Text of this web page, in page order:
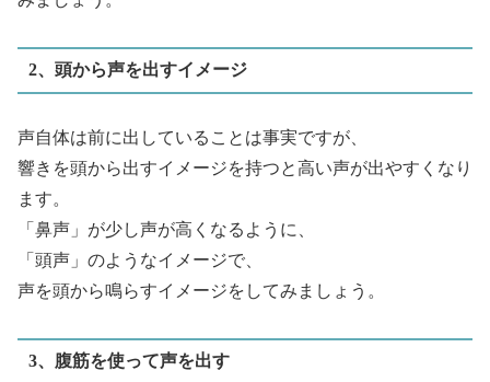
2、頭から声を出すイメージ
声自体は前に出していることは事実ですが、
響きを頭から出すイメージを持つと高い声が出やすくなり
ます。
「鼻声」が少し声が高くなるように、
「頭声」のようなイメージで、
声を頭から鳴らすイメージをしてみましょう。
3、腹筋を使って声を出す